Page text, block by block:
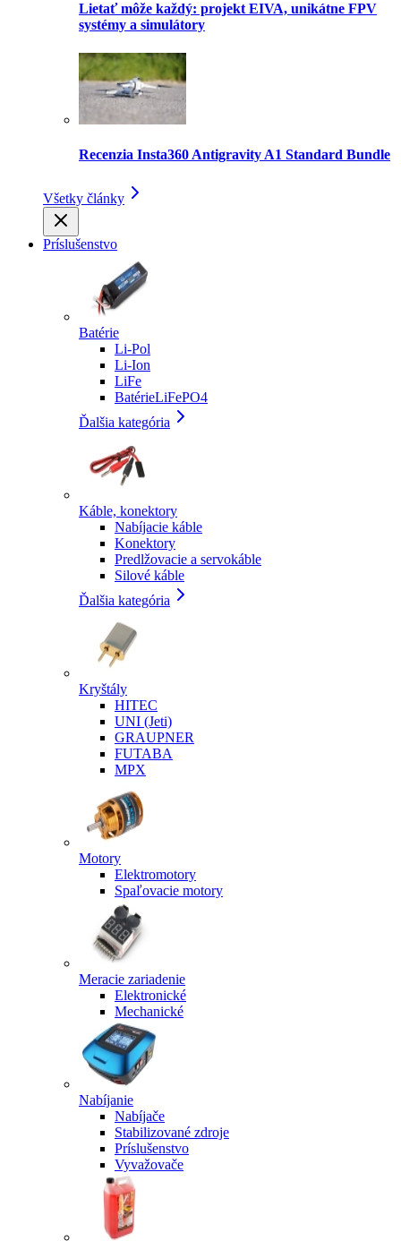
Lietať môže každý: projekt EIVA, unikátne FPV
systémy a simulátory
Recenzia Insta360 Antigravity A1 Standard Bundle
Všetky články
Príslušenstvo
Batérie
Li-Pol
Li-Ion
LiFe
BatérieLiFePO4
Ďalšia kategória
Káble, konektory
Nabíjacie káble
Konektory
Predlžovacie a servokáble
Silové káble
Ďalšia kategória
Kryštály
HITEC
UNI (Jeti)
GRAUPNER
FUTABA
MPX
Motory
Elektromotory
Spaľovacie motory
Meracie zariadenie
Elektronické
Mechanické
Nabíjanie
Nabíjače
Stabilizované zdroje
Príslušenstvo
Vyvažovače